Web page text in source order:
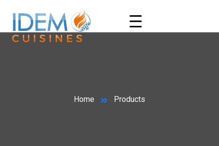
Home Products